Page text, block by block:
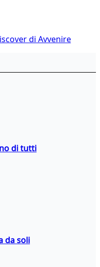
di Avvenire
di tutti
da soli